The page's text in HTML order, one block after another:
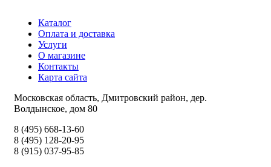
Каталог
Оплата и доставка
Услуги
О магазине
Контакты
Карта сайта
Московская область, Дмитровский район, дер.
Волдынское, дом 80
8 (495) 668-13-60
8 (495) 128-20-95
8 (915) 037-95-85